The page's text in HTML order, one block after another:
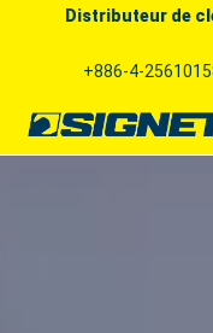
Distributeur de
+886-4-